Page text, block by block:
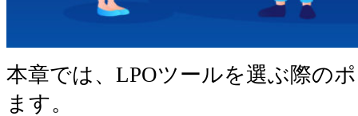
本章では、LPOツールを選ぶ際の
ます。